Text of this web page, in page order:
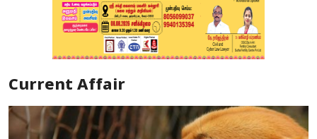
Special Story
Current Affair